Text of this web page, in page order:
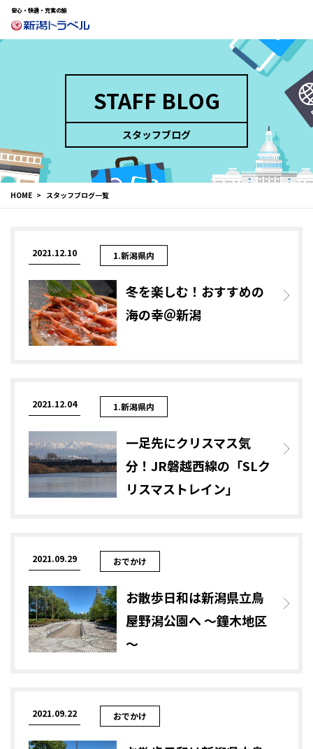
安心・快適・充実の旅
STAFF BLOG
スタッフブログ
HOME スタッフブログ一覧
2021.12.10 1.新潟県内
冬を楽しむ！おすすめの
海の幸＠新潟
2021.12.04 1.新潟県内
一足先にクリスマス気
分！JR磐越西線の「SLク
リスマストレイン」
2021.09.29 おでかけ
お散歩日和は新潟県立鳥
屋野潟公園へ ～鐘木地区
～
2021.09.22 おでかけ